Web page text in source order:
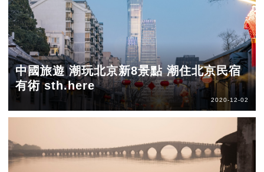
中國旅遊 潮玩北京新8景點 潮住北京民宿
有術 sth.here
2020-12-02